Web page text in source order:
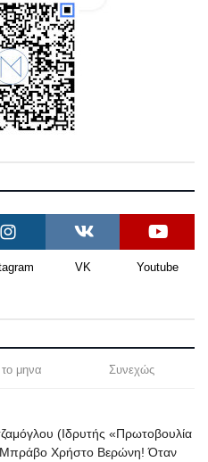
VK Youtube
μηνα Συνεχώς
(Ιδρυτής «Πρωτοβουλία
Χρήστο Βερώνη! Όταν